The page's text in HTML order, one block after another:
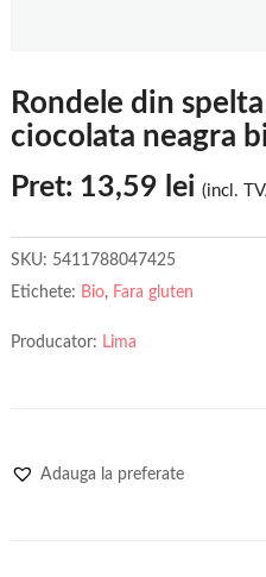
Rondele din
ciocolata neagra
Pret: 13,59 lei (incl.
SKU: 5411788047425
Etichete: Bio, Fara gluten
Producator: Lima
Adauga la preferate